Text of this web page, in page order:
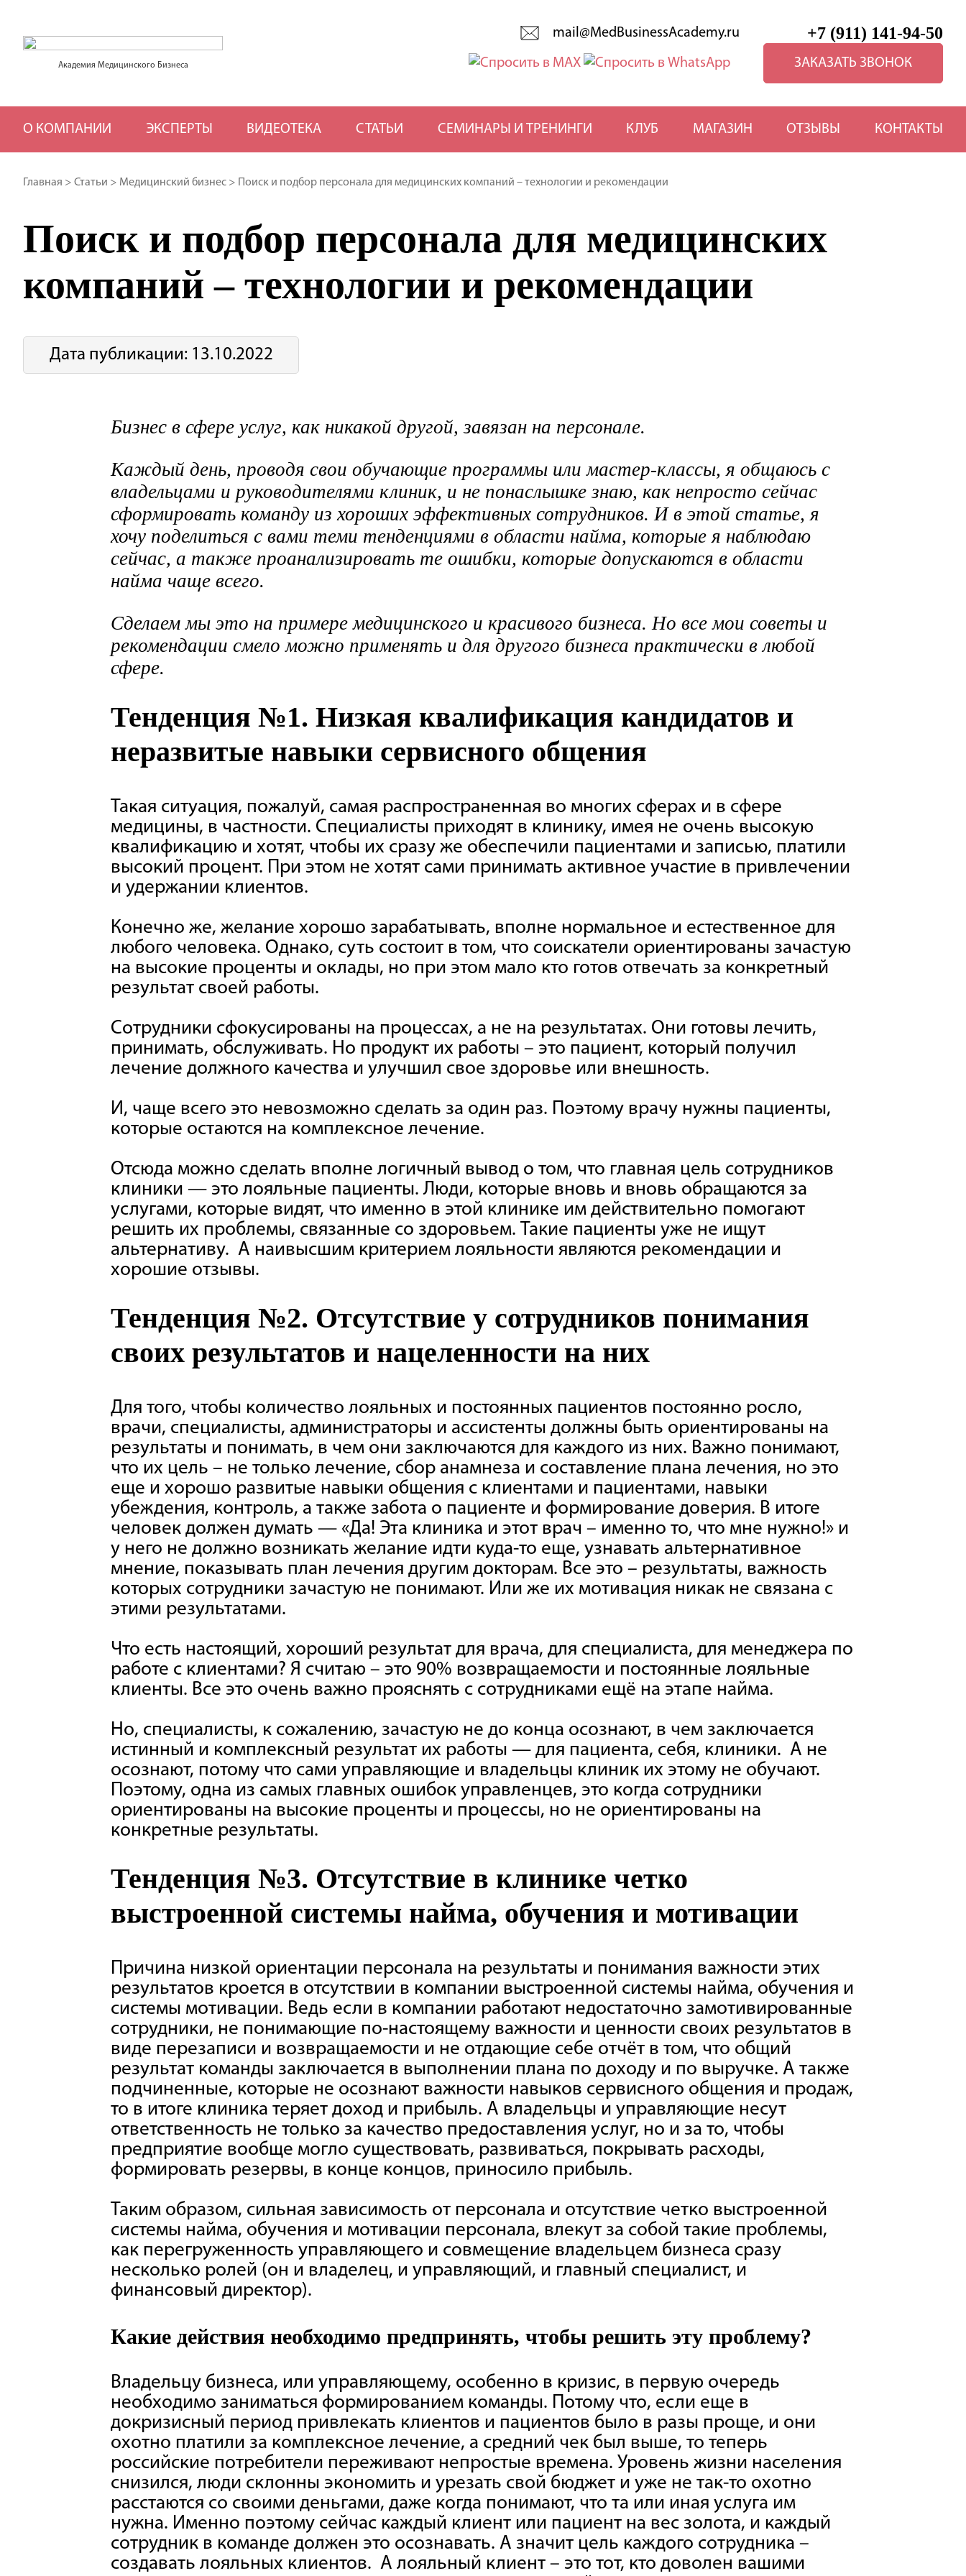
Академия Медицинского Бизнеса
mail@MedBusinessAcademy.ru +7 (911) 141-94-50
ЗАКАЗАТЬ ЗВОНОК
О КОМПАНИИ ЭКСПЕРТЫ ВИДЕОТЕКА СТАТЬИ СЕМИНАРЫ И ТРЕНИНГИ КЛУБ МАГАЗИН ОТЗЫВЫ КОНТАКТЫ
Главная > Статьи > Медицинский бизнес > Поиск и подбор персонала для медицинских компаний – технологии и рекомендации
Поиск и подбор персонала для медицинских
компаний – технологии и рекомендации
Дата публикации: 13.10.2022
Бизнес в сфере услуг, как никакой другой, завязан на персонале.
Каждый день, проводя свои обучающие программы или мастер-классы, я общаюсь с
владельцами и руководителями клиник, и не понаслышке знаю, как непросто сейчас
сформировать команду из хороших эффективных сотрудников. И в этой статье, я
хочу поделиться с вами теми тенденциями в области найма, которые я наблюдаю
сейчас, а также проанализировать те ошибки, которые допускаются в области
найма чаще всего.
Сделаем мы это на примере медицинского и красивого бизнеса. Но все мои советы и
рекомендации смело можно применять и для другого бизнеса практически в любой
сфере.
Тенденция №1. Низкая квалификация кандидатов и
неразвитые навыки сервисного общения
Такая ситуация, пожалуй, самая распространенная во многих сферах и в сфере
медицины, в частности. Специалисты приходят в клинику, имея не очень высокую
квалификацию и хотят, чтобы их сразу же обеспечили пациентами и записью, платили
высокий процент. При этом не хотят сами принимать активное участие в привлечении
и удержании клиентов.
Конечно же, желание хорошо зарабатывать, вполне нормальное и естественное для
любого человека. Однако, суть состоит в том, что соискатели ориентированы зачастую
на высокие проценты и оклады, но при этом мало кто готов отвечать за конкретный
результат своей работы.
Сотрудники сфокусированы на процессах, а не на результатах. Они готовы лечить,
принимать, обслуживать. Но продукт их работы – это пациент, который получил
лечение должного качества и улучшил свое здоровье или внешность.
И, чаще всего это невозможно сделать за один раз. Поэтому врачу нужны пациенты,
которые остаются на комплексное лечение.
Отсюда можно сделать вполне логичный вывод о том, что главная цель сотрудников
клиники — это лояльные пациенты. Люди, которые вновь и вновь обращаются за
услугами, которые видят, что именно в этой клинике им действительно помогают
решить их проблемы, связанные со здоровьем. Такие пациенты уже не ищут
альтернативу. А наивысшим критерием лояльности являются рекомендации и
хорошие отзывы.
Тенденция №2. Отсутствие у сотрудников понимания
своих результатов и нацеленности на них
Для того, чтобы количество лояльных и постоянных пациентов постоянно росло,
врачи, специалисты, администраторы и ассистенты должны быть ориентированы на
результаты и понимать, в чем они заключаются для каждого из них. Важно понимают,
что их цель – не только лечение, сбор анамнеза и составление плана лечения, но это
еще и хорошо развитые навыки общения с клиентами и пациентами, навыки
убеждения, контроль, а также забота о пациенте и формирование доверия. В итоге
человек должен думать — «Да! Эта клиника и этот врач – именно то, что мне нужно!» и
у него не должно возникать желание идти куда-то еще, узнавать альтернативное
мнение, показывать план лечения другим докторам. Все это – результаты, важность
которых сотрудники зачастую не понимают. Или же их мотивация никак не связана с
этими результатами.
Что есть настоящий, хороший результат для врача, для специалиста, для менеджера по
работе с клиентами? Я считаю – это 90% возвращаемости и постоянные лояльные
клиенты. Все это очень важно прояснять с сотрудниками ещё на этапе найма.
Но, специалисты, к сожалению, зачастую не до конца осознают, в чем заключается
истинный и комплексный результат их работы — для пациента, себя, клиники. А не
осознают, потому что сами управляющие и владельцы клиник их этому не обучают.
Поэтому, одна из самых главных ошибок управленцев, это когда сотрудники
ориентированы на высокие проценты и процессы, но не ориентированы на
конкретные результаты.
Тенденция №3. Отсутствие в клинике четко
выстроенной системы найма, обучения и мотивации
Причина низкой ориентации персонала на результаты и понимания важности этих
результатов кроется в отсутствии в компании выстроенной системы найма, обучения и
системы мотивации. Ведь если в компании работают недостаточно замотивированные
сотрудники, не понимающие по-настоящему важности и ценности своих результатов в
виде перезаписи и возвращаемости и не отдающие себе отчёт в том, что общий
результат команды заключается в выполнении плана по доходу и по выручке. А также
подчиненные, которые не осознают важности навыков сервисного общения и продаж,
то в итоге клиника теряет доход и прибыль. А владельцы и управляющие несут
ответственность не только за качество предоставления услуг, но и за то, чтобы
предприятие вообще могло существовать, развиваться, покрывать расходы,
формировать резервы, в конце концов, приносило прибыль.
Таким образом, сильная зависимость от персонала и отсутствие четко выстроенной
системы найма, обучения и мотивации персонала, влекут за собой такие проблемы,
как перегруженность управляющего и совмещение владельцем бизнеса сразу
несколько ролей (он и владелец, и управляющий, и главный специалист, и
финансовый директор).
Какие действия необходимо предпринять, чтобы решить эту проблему?
Владельцу бизнеса, или управляющему, особенно в кризис, в первую очередь
необходимо заниматься формированием команды. Потому что, если еще в
докризисный период привлекать клиентов и пациентов было в разы проще, и они
охотно платили за комплексное лечение, а средний чек был выше, то теперь
российские потребители переживают непростые времена. Уровень жизни населения
снизился, люди склонны экономить и урезать свой бюджет и уже не так-то охотно
расстаются со своими деньгами, даже когда понимают, что та или иная услуга им
нужна. Именно поэтому сейчас каждый клиент или пациент на вес золота, и каждый
сотрудник в команде должен это осознавать. А значит цель каждого сотрудника –
создавать лояльных клиентов. А лояльный клиент – это тот, кто доволен вашими